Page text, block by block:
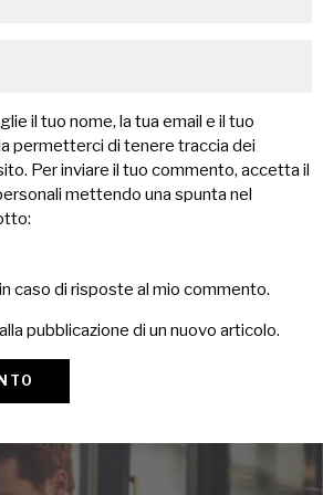
il tuo nome, la tua email e il tuo
permetterci di tenere traccia dei
Per inviare il tuo commento, accetta il
mettendo una spunta nel
caso di risposte al mio commento.
pubblicazione di un nuovo articolo.